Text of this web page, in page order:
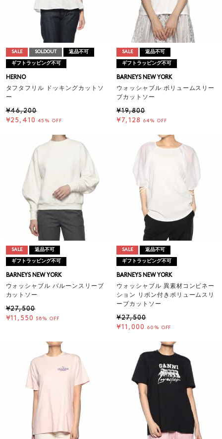
SALE SOLDOUT 返品不可
ギフトラッピング不可
HERNO
タフタフリル ドッキングカットソ
ー
¥46,200
¥25,410 45% OFF
SALE 返品不可
ギフトラッピング不可
BARNEYS NEW YORK
ウォッシャブル ボリュームスリー
ブカットソー
¥19,800
¥7,128
64% OFF
SALE 返品不可
ギフトラッピング不可
BARNEYS NEW YORK
ウォッシャブル バルーンスリーブ
カットソー
¥27,500
¥11,550
58% OFF
SALE 返品不可
ギフトラッピング不可
BARNEYS NEW YORK
ウォッシャブル 異素材コンビネー
ション リボン付きボリュームスリ
ーブカットソー
¥27,500
¥11,000
60% OFF